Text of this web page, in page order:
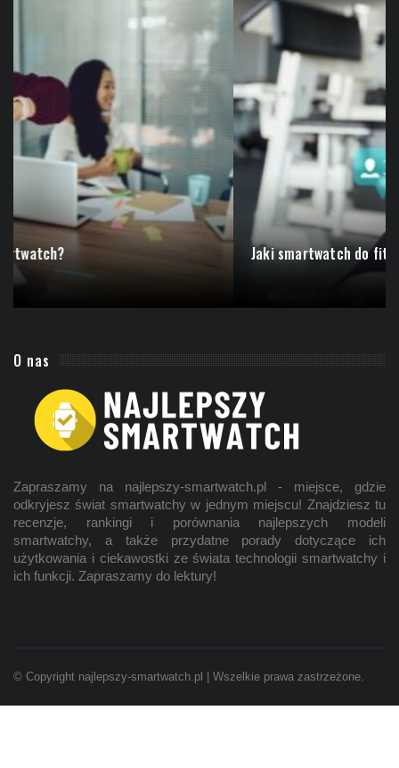
Jaki smartwatch do fitnessu?
O nas
Zapraszamy na najlepszy-smartwatch.pl - miejsce, gdzie
odkryjesz świat smartwatchy w jednym miejscu! Znajdziesz tu
recenzje, rankingi i porównania najlepszych modeli
smartwatchy, a także przydatne porady dotyczące ich
użytkowania i ciekawostki ze świata technologii smartwatchy i
ich funkcji. Zapraszamy do lektury!
© Copyright najlepszy-smartwatch.pl | Wszelkie prawa zastrzeżone.